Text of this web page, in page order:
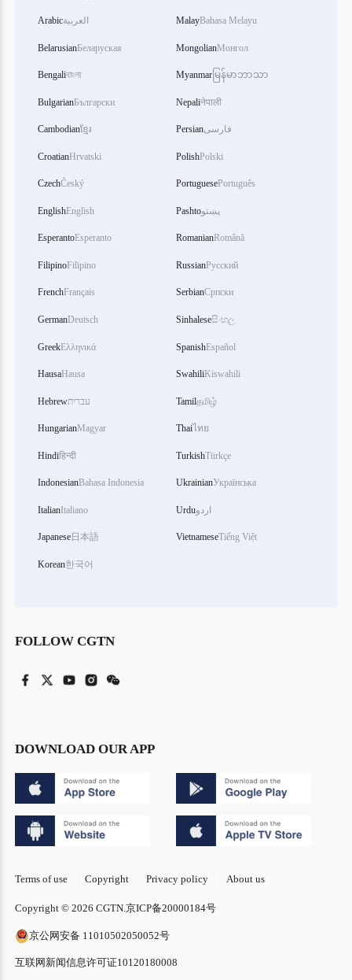
Arabicالعربية
BelarusianБеларуская
Bengaliবাংলা
BulgarianБългарски
Cambodianខ្មែរ
CroatianHrvatski
CzechČeský
EnglishEnglish
EsperantoEsperanto
FilipinoFilipino
FrenchFrançais
GermanDeutsch
GreekΕλληνικά
HausaHausa
Hebrewעברית
HungarianMagyar
Hindiहिन्दी
IndonesianBahasa Indonesia
ItalianItaliano
Japanese日本語
Korean한국어
MalayBahasa Melayu
MongolianМонгол
Myanmar မြန်မာဘာသာ
Nepaliनेपाली
Persianفارسی
PolishPolski
PortuguesePortuguês
Pashtoپښتو
RomanianRomână
RussianРусский
SerbianСрпски
Sinhaleseසිංහල
SpanishEspañol
SwahiliKiswahili
Tamilதமிழ்
Thaiไทย
TurkishTürkçe
UkrainianУкраїнська
Urduاردو
VietnameseTiếng Việt
FOLLOW CGTN
DOWNLOAD OUR APP
Terms of use Copyright Privacy policy About us
Copyright © 2026 CGTN.京ICP备20000184号
京公网安备 11010502050052号
互联网新闻信息许可证10120180008